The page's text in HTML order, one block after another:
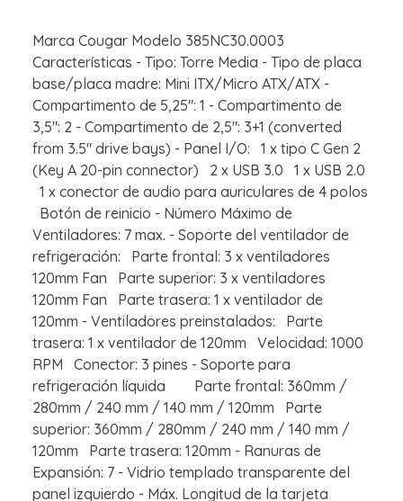
Marca Cougar Modelo 385NC30.0003
Características - Tipo: Torre Media - Tipo de placa
base/placa madre: Mini ITX/Micro ATX/ATX -
Compartimento de 5,25": 1 - Compartimento de
3,5": 2 - Compartimento de 2,5": 3+1 (converted
from 3.5" drive bays) - Panel I/O: 1 x tipo C Gen 2
(Key A 20-pin connector) 2 x USB 3.0 1 x USB 2.0
1 x conector de audio para auriculares de 4 polos
Botón de reinicio - Número Máximo de
Ventiladores: 7 max. - Soporte del ventilador de
refrigeración: Parte frontal: 3 x ventiladores
120mm Fan Parte superior: 3 x ventiladores
120mm Fan Parte trasera: 1 x ventilador de
120mm - Ventiladores preinstalados: Parte
trasera: 1 x ventilador de 120mm Velocidad: 1000
RPM Conector: 3 pines - Soporte para
refrigeración líquida Parte frontal: 360mm /
280mm / 240 mm / 140 mm / 120mm Parte
superior: 360mm / 280mm / 240 mm / 140 mm /
120mm Parte trasera: 120mm - Ranuras de
Expansión: 7 - Vidrio templado transparente del
panel izquierdo - Máx. Longitud de la tarjeta